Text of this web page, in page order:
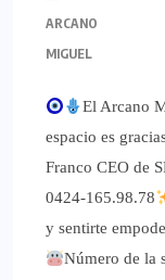
ARCANO
MIGUEL
El Arcano
espacio es
Franco CEO de
0424-165.98.78
y sentirte
Número de la